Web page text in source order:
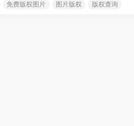
免费版权图片 图片版权 版权查询